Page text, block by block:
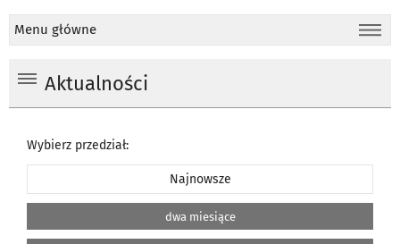
Menu główne
Aktualności
Wybierz przedział:
Najnowsze
dwa miesiące